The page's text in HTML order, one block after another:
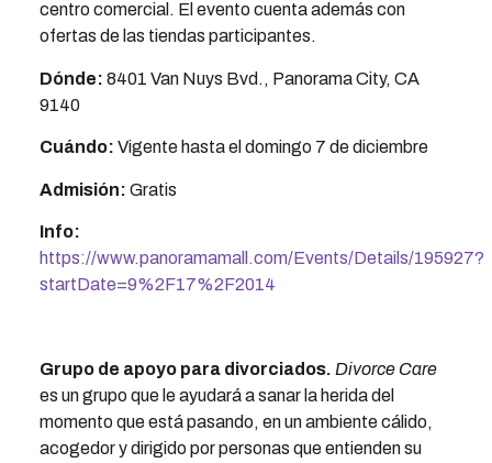
centro comercial. El evento cuenta además con
ofertas de las tiendas participantes.
Dónde: 8401 Van Nuys Bvd., Panorama City, CA
9140
Cuándo: Vigente hasta el domingo 7 de diciembre
Admisión: Gratis
Info:
https://www.panoramamall.com/Events/Details/195927?
startDate=9%2F17%2F2014
Grupo de apoyo para divorciados. Divorce Care
es un grupo que le ayudará a sanar la herida del
momento que está pasando, en un ambiente cálido,
acogedor y dirigido por personas que entienden su